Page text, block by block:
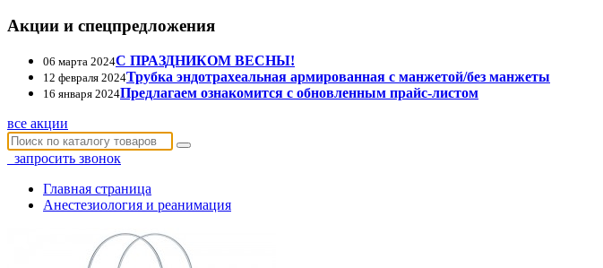
Акции и спецпредложения
06 марта 2024С ПРАЗДНИКОМ ВЕСНЫ!
12 февраля 2024Трубка эндотрахеальная армированная с манжетой/без манжеты
16 января 2024Предлагаем ознакомится с обновленным прайс-листом
все акции
запросить звонок
Главная страница
Анестезиология и реанимация